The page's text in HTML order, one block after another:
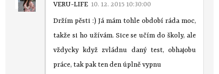
VERU-LIFE 10. 12. 2015 10:30:00
Držím pěsti :) Já mám tohle období ráda moc,
takže si ho užívám. Sice se učím do školy, ale
vždycky když zvládnu daný test, obhajobu
práce, tak pak ten den úplně vypnu